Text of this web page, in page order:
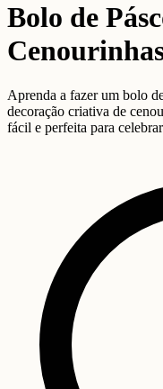
Bolo de
Aprenda a fazer um bolo
decoração criativa de
fácil e perfeita para